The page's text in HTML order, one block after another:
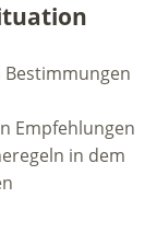
Empfehlungen
in dem